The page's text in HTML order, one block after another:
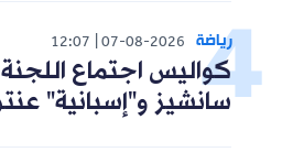
رياضة 07-08-2026
12:07
كواليس اجتماع اللجنة
سانشيز و"إسبانية"